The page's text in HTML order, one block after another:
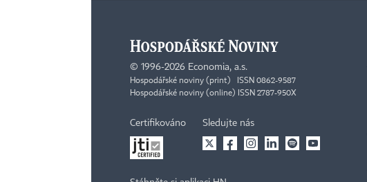
© 1996-2026 Economia, a.s.
Hospodářské noviny (print) ISSN 0862-9587
Hospodářské noviny (online) ISSN 2787-950X
Certifikováno Sledujte nás